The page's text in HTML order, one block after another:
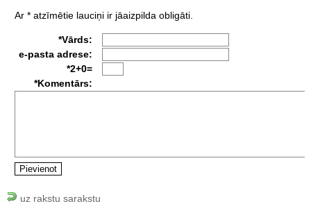
Ar * atzīmētie lauciņi ir jāaizpilda obligāti.
*Vārds:
e-pasta adrese:
*2+0=
*Komentārs:
uz rakstu sarakstu